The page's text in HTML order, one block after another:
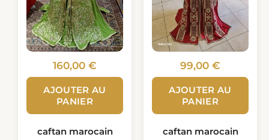
160,00 €
AJOUTER AU
PANIER
caftan marocain
99,00 €
AJOUTER AU
PANIER
caftan marocain